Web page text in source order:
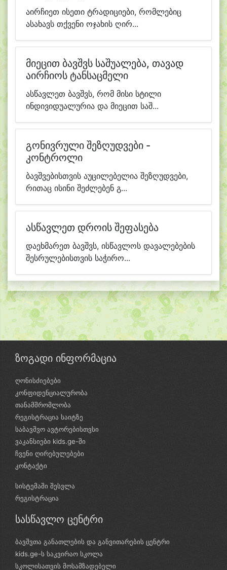
აირჩიეთ ისეთი ტრადიციები, რომლებიც
ასახავს თქვენი ოჯახის ღირ...
მიეცით ბავშვს საშუალება, თავად
აირჩიოს ტანსაცმელი
ასწავლეთ ბავშვს, რომ მისი სტილი
ინდივიდუალურია და მიეცით საშ...
გონივრული შეზღუდვები -
კონტროლი
ბავშვებისთვის აუცილებელია შეზღუდვები,
რითაც ისინი შეძლებენ გ...
ასწავლეთ დროის შეფასება
დაეხმარეთ ბავშვს, ისწავლოს დავალებების
შესრულებისთვის საჭირო...
ზოგადი ინფორმაცია
ღონისძიებები
კონფიდენციალურობა
თანამშრომლობა
რეგისტრაცია საიტზე
საბავშვო ავტორებისთვსი
ვაკანსიები kids.ge-ში
ჩვენი ღირებულებები
კონტაქტი
სისტემაში შესვლა
რეგისტრაცია
სასწავლო ცენტრი
ბავშვთა განათლების და განვითარების ცენტრი
kids.ge-ს საკვირაო სკოლა
სკოლისათვის მოსამზადებელი